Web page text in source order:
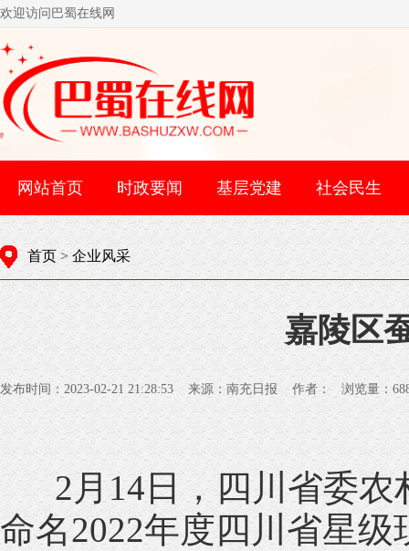
欢迎访问巴蜀在线网
网站首页 时政要闻 基层党建 社会民生
首页 > 企业风采
嘉陵区
发布时间：2023-02-21 21:28:53 来源：南充日报 作者： 浏览量：
2月14日，四川省委农
命名2022年度四川省星